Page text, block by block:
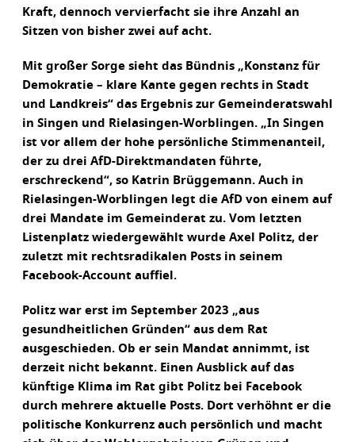
Kraft, dennoch vervierfacht sie ihre Anzahl an
Sitzen von bisher zwei auf acht.
Mit großer Sorge sieht das Bündnis „Konstanz für
Demokratie – klare Kante gegen rechts in Stadt
und Landkreis“ das Ergebnis zur Gemeinderatswahl
in Singen und Rielasingen-Worblingen. „In Singen
ist vor allem der hohe persönliche Stimmenanteil,
der zu drei AfD-Direktmandaten führte,
erschreckend“, so Katrin Brüggemann. Auch in
Rielasingen-Worblingen legt die AfD von einem auf
drei Mandate im Gemeinderat zu. Vom letzten
Listenplatz wiedergewählt wurde Axel Politz, der
zuletzt mit rechtsradikalen Posts in seinem
Facebook-Account auffiel.
Politz war erst im September 2023 „aus
gesundheitlichen Gründen“ aus dem Rat
ausgeschieden. Ob er sein Mandat annimmt, ist
derzeit nicht bekannt. Einen Ausblick auf das
künftige Klima im Rat gibt Politz bei Facebook
durch mehrere aktuelle Posts. Dort verhöhnt er die
politische Konkurrenz auch persönlich und macht